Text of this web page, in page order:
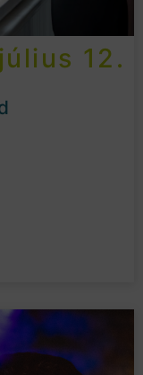
július 12.